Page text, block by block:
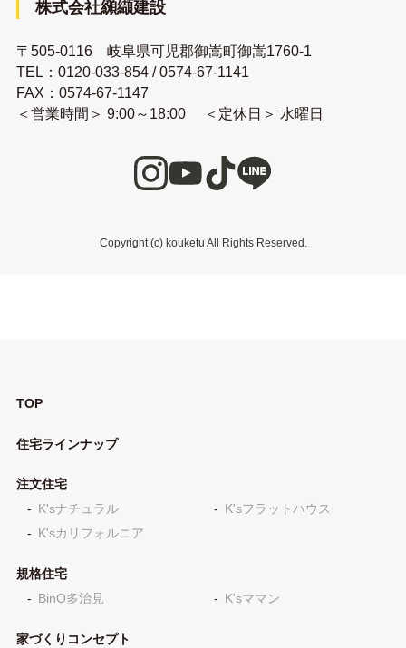
株式会社纐纈建設
〒505-0116 岐阜県可児郡御嵩町御嵩1760-1
TEL： 0120-033-854/0574-67-1141
FAX：0574-67-1147
＜営業時間＞ 9:00～18:00 ＜定休日＞ 水曜日
Copyright (c) kouketu All Rights Reserved.
TOP
住宅ラインナップ
注文住宅
K'sナチュラル
K'sフラットハウス
K'sカリフォルニア
規格住宅
BinO多治見
K'sママン
家づくりコンセプト